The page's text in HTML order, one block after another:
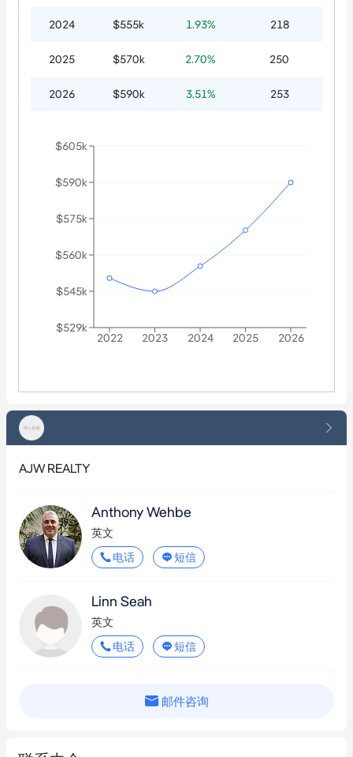
2024 $555k 1.93% 218
2025 $570k 2.70% 250
2026 $590k 3.51% 253
2022 2023 2024 2025 2026
$529k
$545k
$560k
$575k
$590k
$605k
AJW REALTY
Anthony Wehbe
英文
电话
短信
Linn Seah
英文
电话
短信
邮件咨询